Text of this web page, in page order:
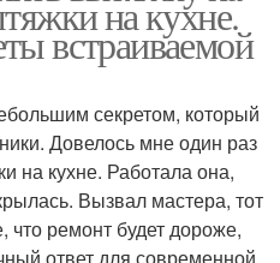
на кухне.
встраиваемой
секретом, который
Довелось мне один раз
на кухне. Работала она,
Вызвал мастера, тот
что ремонт будет дороже,